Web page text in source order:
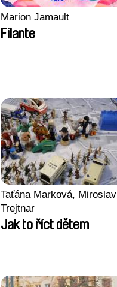
Marion Jamault
Filante
Taťána Marková, Miroslav
Trejtnar
Jak to říct dětem